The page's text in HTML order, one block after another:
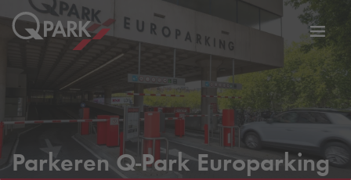
Parkeren Q-Park Europarking